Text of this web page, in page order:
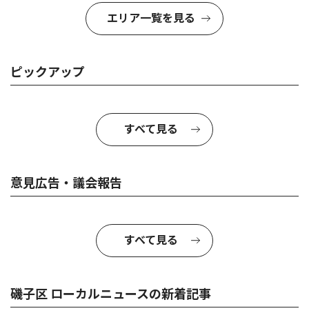
エリア一覧を見る
ピックアップ
すべて見る
意見広告・議会報告
すべて見る
磯子区 ローカルニュースの新着記事